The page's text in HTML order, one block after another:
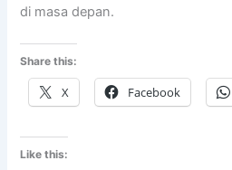
di masa depan.
Share this:
X Facebook
Like this: